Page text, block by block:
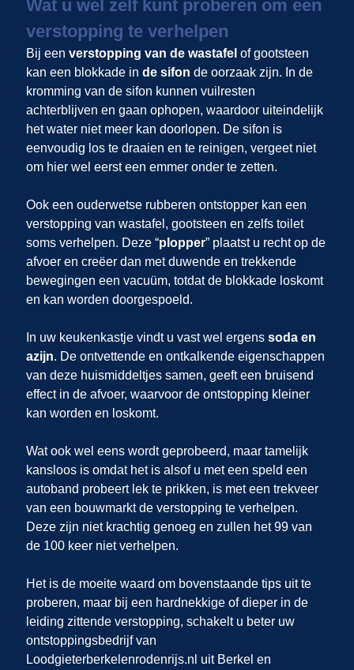
Wat u wel zelf kunt proberen om een
verstopping te verhelpen
Bij een verstopping van de wastafel of gootsteen
kan een blokkade in de sifon de oorzaak zijn. In de
kromming van de sifon kunnen vuilresten
achterblijven en gaan ophopen, waardoor uiteindelijk
het water niet meer kan doorlopen. De sifon is
eenvoudig los te draaien en te reinigen, vergeet niet
om hier wel eerst een emmer onder te zetten.
Ook een ouderwetse rubberen ontstopper kan een
verstopping van wastafel, gootsteen en zelfs toilet
soms verhelpen. Deze “plopper” plaatst u recht op de
afvoer en creëer dan met duwende en trekkende
bewegingen een vacuüm, totdat de blokkade loskomt
en kan worden doorgespoeld.
In uw keukenkastje vindt u vast wel ergens soda en
azijn. De ontvettende en ontkalkende eigenschappen
van deze huismiddeltjes samen, geeft een bruisend
effect in de afvoer, waarvoor de ontstopping kleiner
kan worden en loskomt.
Wat ook wel eens wordt geprobeerd, maar tamelijk
kansloos is omdat het is alsof u met een speld een
autoband probeert lek te prikken, is met een trekveer
van een bouwmarkt de verstopping te verhelpen.
Deze zijn niet krachtig genoeg en zullen het 99 van
de 100 keer niet verhelpen.
Het is de moeite waard om bovenstaande tips uit te
proberen, maar bij een hardnekkige of dieper in de
leiding zittende verstopping, schakelt u beter uw
ontstoppingsbedrijf van
Loodgieterberkelenrodenrijs.nl uit Berkel en